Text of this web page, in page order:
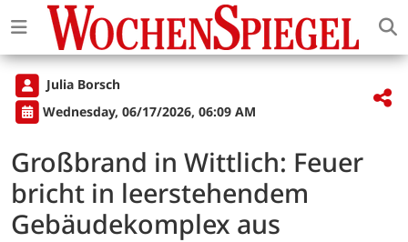
Julia Borsch
Wednesday, 06/17/2026, 06:09 AM
Großbrand in Wittlich: Feuer
bricht in leerstehendem
Gebäudekomplex aus